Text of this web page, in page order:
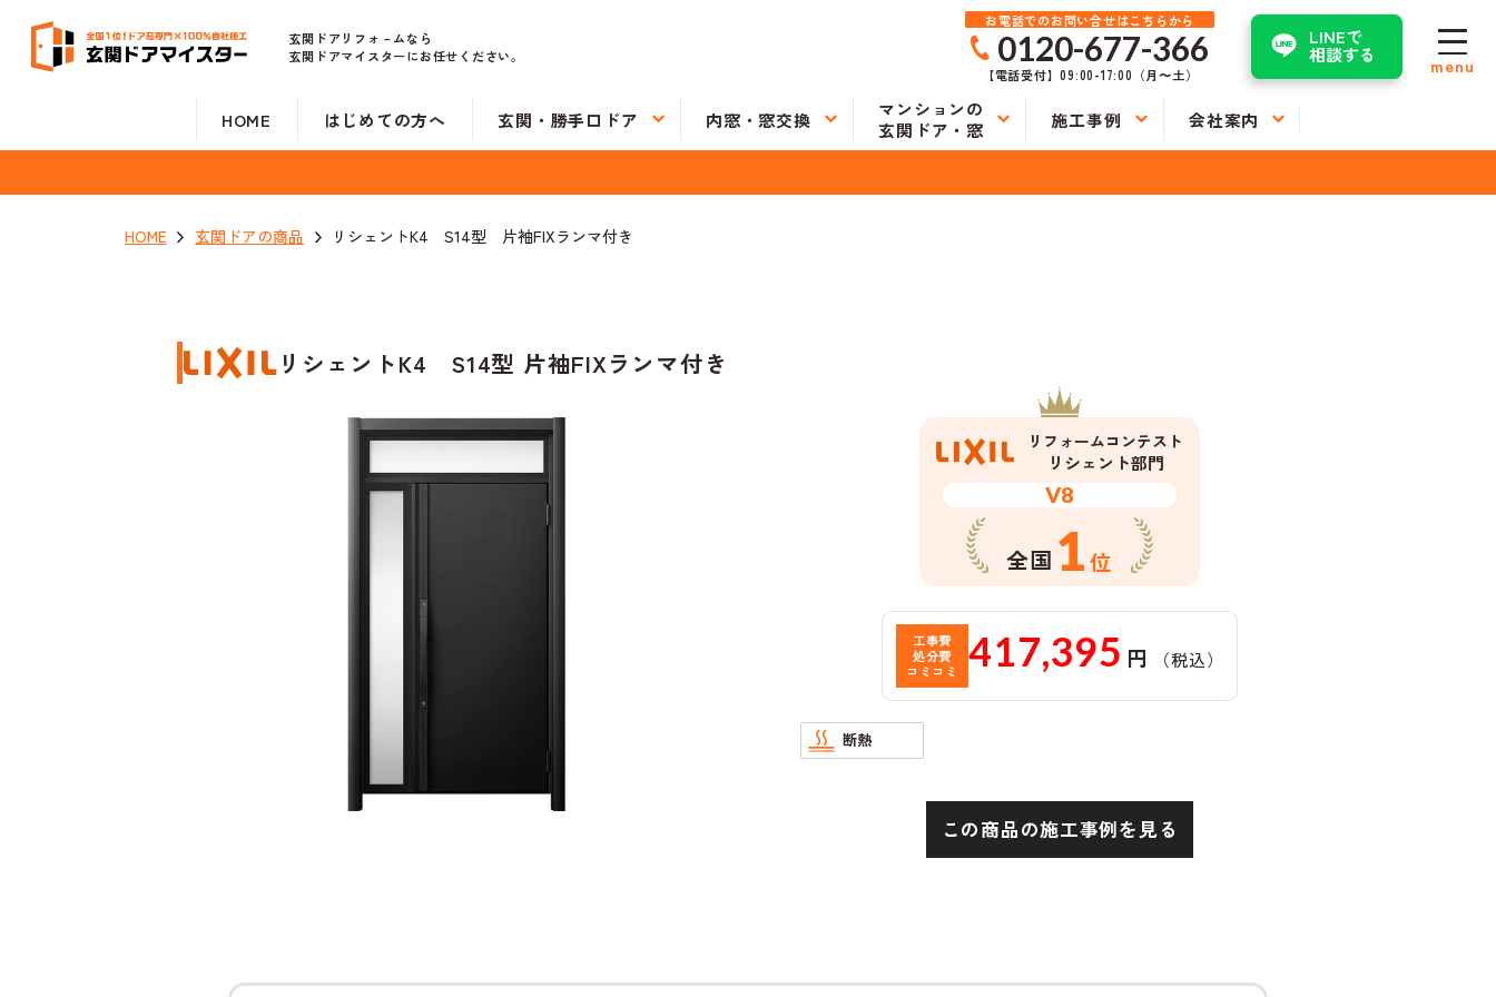
玄関ドアリフォ－ムなら
玄関ドアマイスターにお任せください。
お電話でのお問い合せはこちらから
0120-677-366
【電話受付】09:00-17:00（月〜土）
LINEで
相談する
HOME はじめての方へ 玄関・勝手口ドア 内窓・窓交換
マンションの
玄関ドア・窓
施工事例 会社案内
menu
HOME 玄関ドアの商品 リシェントK4 S14型 片袖FIXランマ付き
リシェントK4 S14型 片袖FIXランマ付き
リフォームコンテスト
リシェント部門
V8
全国 1位
工事費
処分費
コミコミ
417,395 円 （税込）
断熱
この商品の施工事例を見る